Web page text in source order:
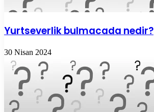
Yurtseverlik bulmacada nedir?
30 Nisan 2024